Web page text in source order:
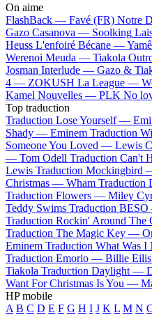
On aime
FlashBack — Favé (FR) Notre
Gazo Casanova — Soolking
Heuss L'enfoiré Bécane —Yamê
Werenoi Meuda — Tiakola
Josman Interlude — Gazo &
4 — ZOKUSH La League —
Kamel Nouvelles — PLK No
Top traduction
Traduction Lose Yourself —
Shady — Eminem Traduction
Someone You Loved — Lewis
— Tom Odell Traduction Can't
Lewis Traduction Mockingbird
Christmas — Wham Traduction
Traduction Flowers — Miley
Teddy Swims Traduction
Traduction Rockin' Around The
Traduction The Magic Key —
Eminem Traduction What Was
Traduction Emorio — Billie
Tiakola Traduction Daylight —
Want For Christmas Is You —
HP mobile
A B C D E F G H I J K L M N